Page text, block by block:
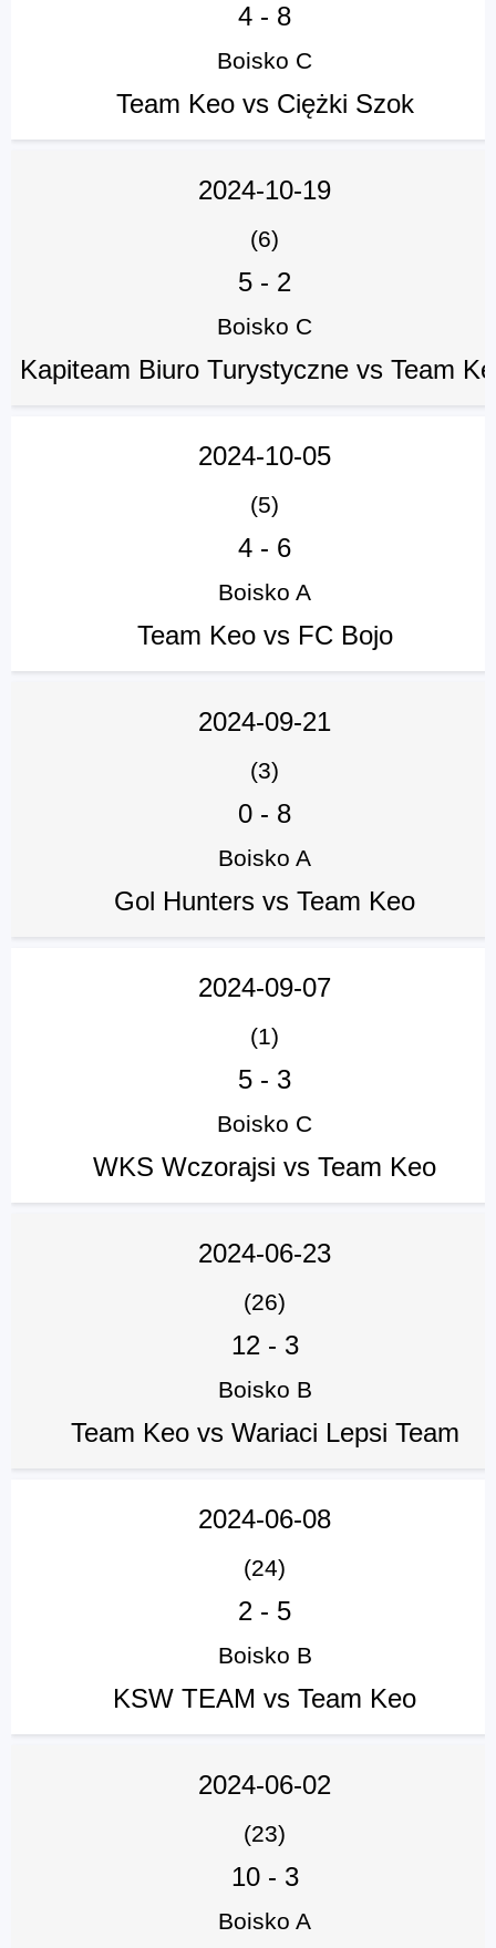
4 - 8
Boisko C
Team Keo vs Ciężki Szok
2024-10-19
(6)
5 - 2
Boisko C
Kapiteam Biuro Turystyczne vs Team
2024-10-05
(5)
4 - 6
Boisko A
Team Keo vs FC Bojo
2024-09-21
(3)
0 - 8
Boisko A
Gol Hunters vs Team Keo
2024-09-07
(1)
5 - 3
Boisko C
WKS Wczorajsi vs Team Keo
2024-06-23
(26)
12- 3
Boisko B
Team Keo vs Wariaci Lepsi Team
2024-06-08
(24)
2 - 5
Boisko B
KSW TEAM vs Team Keo
2024-06-02
(23)
10- 3
Boisko A